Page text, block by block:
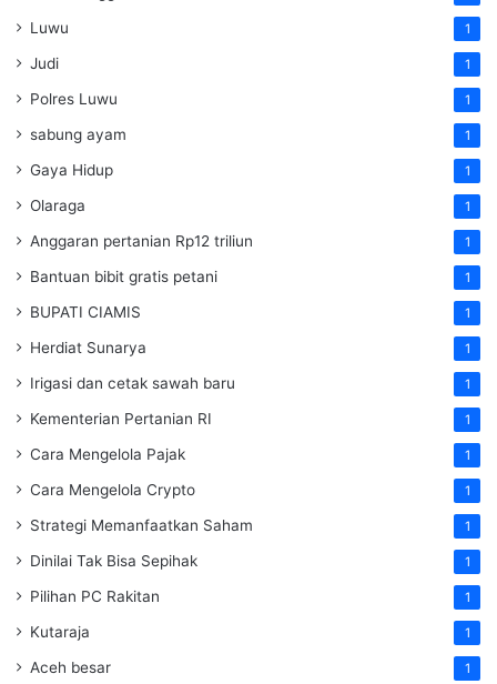
Luwu 1
Judi 1
Polres Luwu 1
sabung ayam 1
Gaya Hidup 1
Olaraga 1
Anggaran pertanian Rp12 triliun 1
Bantuan bibit gratis petani 1
BUPATI CIAMIS 1
Herdiat Sunarya 1
Irigasi dan cetak sawah baru 1
Kementerian Pertanian RI 1
Cara Mengelola Pajak 1
Cara Mengelola Crypto 1
Strategi Memanfaatkan Saham 1
Dinilai Tak Bisa Sepihak 1
Pilihan PC Rakitan 1
Kutaraja 1
Aceh besar 1